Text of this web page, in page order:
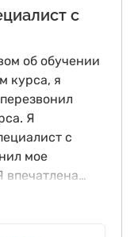
с
об обучении
курса, я
Я
с
мое
впечатлена
отвечают
в школе